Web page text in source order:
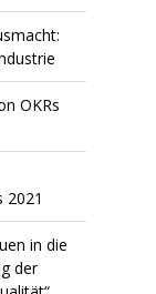
OKRs
2021
in die
der